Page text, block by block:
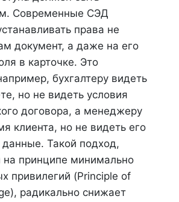
Современные СЭД
права не
документ, а даже на его
в карточке. Это
бухгалтеру видеть
но не видеть условия
договора, а менеджеру
клиента, но не видеть его
данные. Такой подход,
на принципе минимально
привилегий (Principle of
радикально снижает